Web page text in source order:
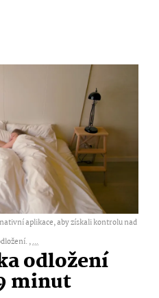
aplikace, aby získali kontrolu nad
,...
odložení
minut